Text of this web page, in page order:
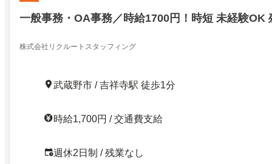
一般事務・OA事務／時給1700円！時短 未経験
株式会社リクルートスタッフィング
武蔵野市 / 吉祥寺駅 徒歩1分
時給1,700円 / 交通費支給
週休2日制 / 残業なし